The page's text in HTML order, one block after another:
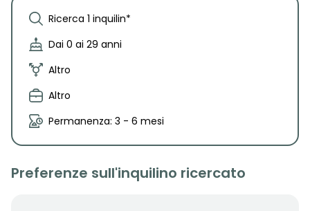
Ricerca 1 inquilin*
Dai 0 ai 29 anni
Altro
Altro
Permanenza: 3 - 6 mesi
Preferenze sull'inquilino ricercato